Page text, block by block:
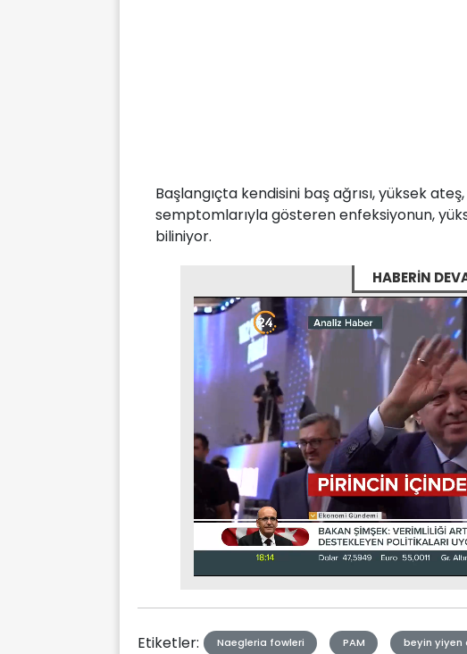
Başlangıçta kendisini baş ağrısı, yüksek
semptomlarıyla gösteren enfeksiyonun,
biliniyor.
HABERİN
Stream
Etiketler: Naegleria fowleri PAM beyin yiyen